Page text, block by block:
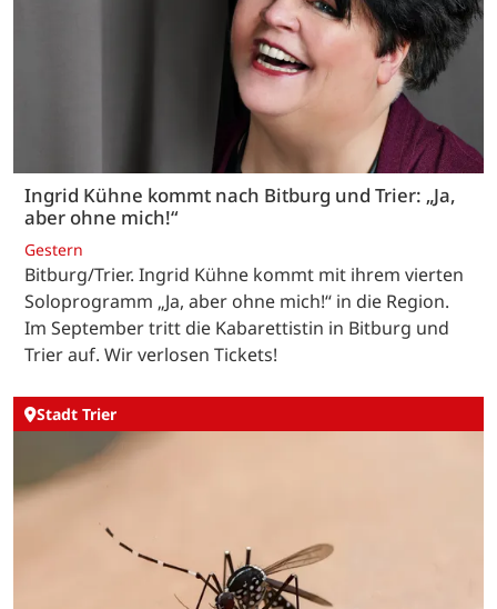
Ingrid Kühne kommt nach Bitburg und Trier: „Ja,
aber ohne mich!“
Gestern
Bitburg/Trier. Ingrid Kühne kommt mit ihrem vierten
Soloprogramm „Ja, aber ohne mich!“ in die Region.
Im September tritt die Kabarettistin in Bitburg und
Trier auf. Wir verlosen Tickets!
Stadt Trier